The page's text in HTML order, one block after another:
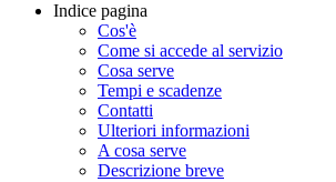
Indice pagina
Cos'è
Come si accede al servizio
Cosa serve
Tempi e scadenze
Contatti
Ulteriori informazioni
A cosa serve
Descrizione breve